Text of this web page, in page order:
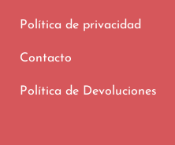
Política de privacidad
Contacto
Política de Devoluciones